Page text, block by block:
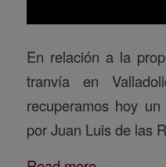
En relación a la
tranvía en
recuperamos hoy
por Juan Luis de las